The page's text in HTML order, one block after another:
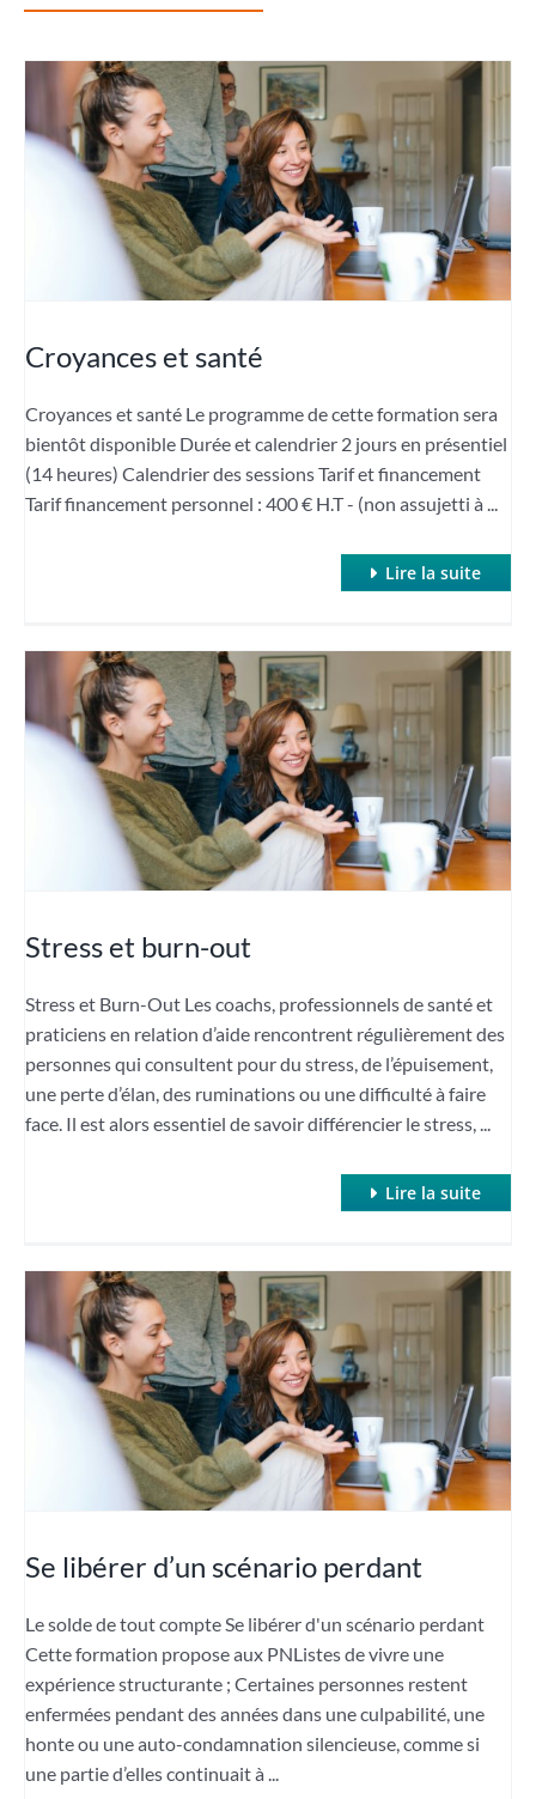
Croyances et santé
Croyances et santé Le programme de cette formation sera
bientôt disponible Durée et calendrier 2 jours en présentiel
(14 heures) Calendrier des sessions Tarif et financement
Tarif financement personnel : 400 € H.T - (non assujetti à ...
Lire la suite
Stress et burn-out
Stress et Burn-Out Les coachs, professionnels de santé et
praticiens en relation d’aide rencontrent régulièrement des
personnes qui consultent pour du stress, de l’épuisement,
une perte d’élan, des ruminations ou une difficulté à faire
face. Il est alors essentiel de savoir différencier le stress, ...
Lire la suite
Se libérer d’un scénario perdant
Le solde de tout compte Se libérer d'un scénario perdant
Cette formation propose aux PNListes de vivre une
expérience structurante ; Certaines personnes restent
enfermées pendant des années dans une culpabilité, une
honte ou une auto-condamnation silencieuse, comme si
une partie d’elles continuait à ...